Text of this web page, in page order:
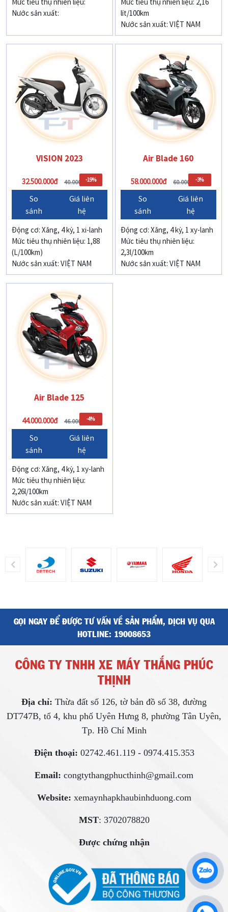
Nước sản xuất:
lít/100km
Nước sản xuất: VIỆT NAM
VISION 2023
32.500.000đ 40.000.000đ
-19%
So
sánh
Giá liên
hệ
Động cơ: Xăng, 4 kỳ, 1 xi-lanh
Mức tiêu thụ nhiên liệu: 1,88
(L/100km)
Nước sản xuất: VIỆT NAM
Air Blade 160
58.000.000đ 60.000.000đ
-3%
So
sánh
Giá liên
hệ
Động cơ: Xăng, 4 kỳ, 1 xy-lanh
Mức tiêu thụ nhiên liệu:
2,3l/100km
Nước sản xuất: VIỆT NAM
Air Blade 125
44.000.000đ 46.000.000đ
-4%
So
sánh
Giá liên
hệ
Động cơ: Xăng, 4 kỳ, 1 xy-lanh
Mức tiêu thụ nhiên liệu:
2,26l/100km
Nước sản xuất: VIỆT NAM
GỌI NGAY ĐỂ ĐƯỢC TƯ VẤN VỀ SẢN PHẨM, DỊCH VỤ QUA
HOTLINE: 19008653
CÔNG TY TNHH XE MÁY THẮNG PHÚC
THỊNH
Địa chỉ: Thừa đất số 126, tờ bản đồ số 38, đường
DT747B, tổ 4, khu phố Uyên Hưng 8, phường Tân Uyên,
Tp. Hồ Chí Minh
Điện thoại: 02742.461.119 - 0974.415.353
Email: congtythangphucthinh@gmail.com
Website: xemaynhapkhaubinhduong.com
MST: 3702078820
Được chứng nhận